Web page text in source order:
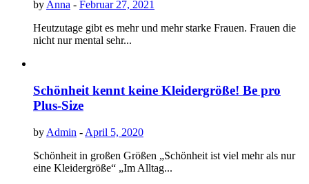
by Anna - Februar 27, 2021
Heutzutage gibt es mehr und mehr starke Frauen. Frauen die
nicht nur mental sehr...
Schönheit kennt keine Kleidergröße! Be pro
Plus-Size
by Admin - April 5, 2020
Schönheit in großen Größen „Schönheit ist viel mehr als nur
eine Kleidergröße“ „Im Alltag...